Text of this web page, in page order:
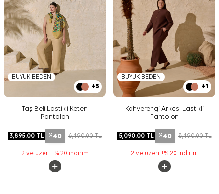
BÜYÜK BEDEN
+5
Taş Beli Lastikli Keten
Pantolon
3,895.00 TL %40 6,490.00TL
2 ve üzeri +% 20 indirim
BÜYÜK BEDEN
+1
Kahverengi Arkası Lastikli
Pantolon
5,090.00TL %40 8,490.00TL
2 ve üzeri +% 20 indirim